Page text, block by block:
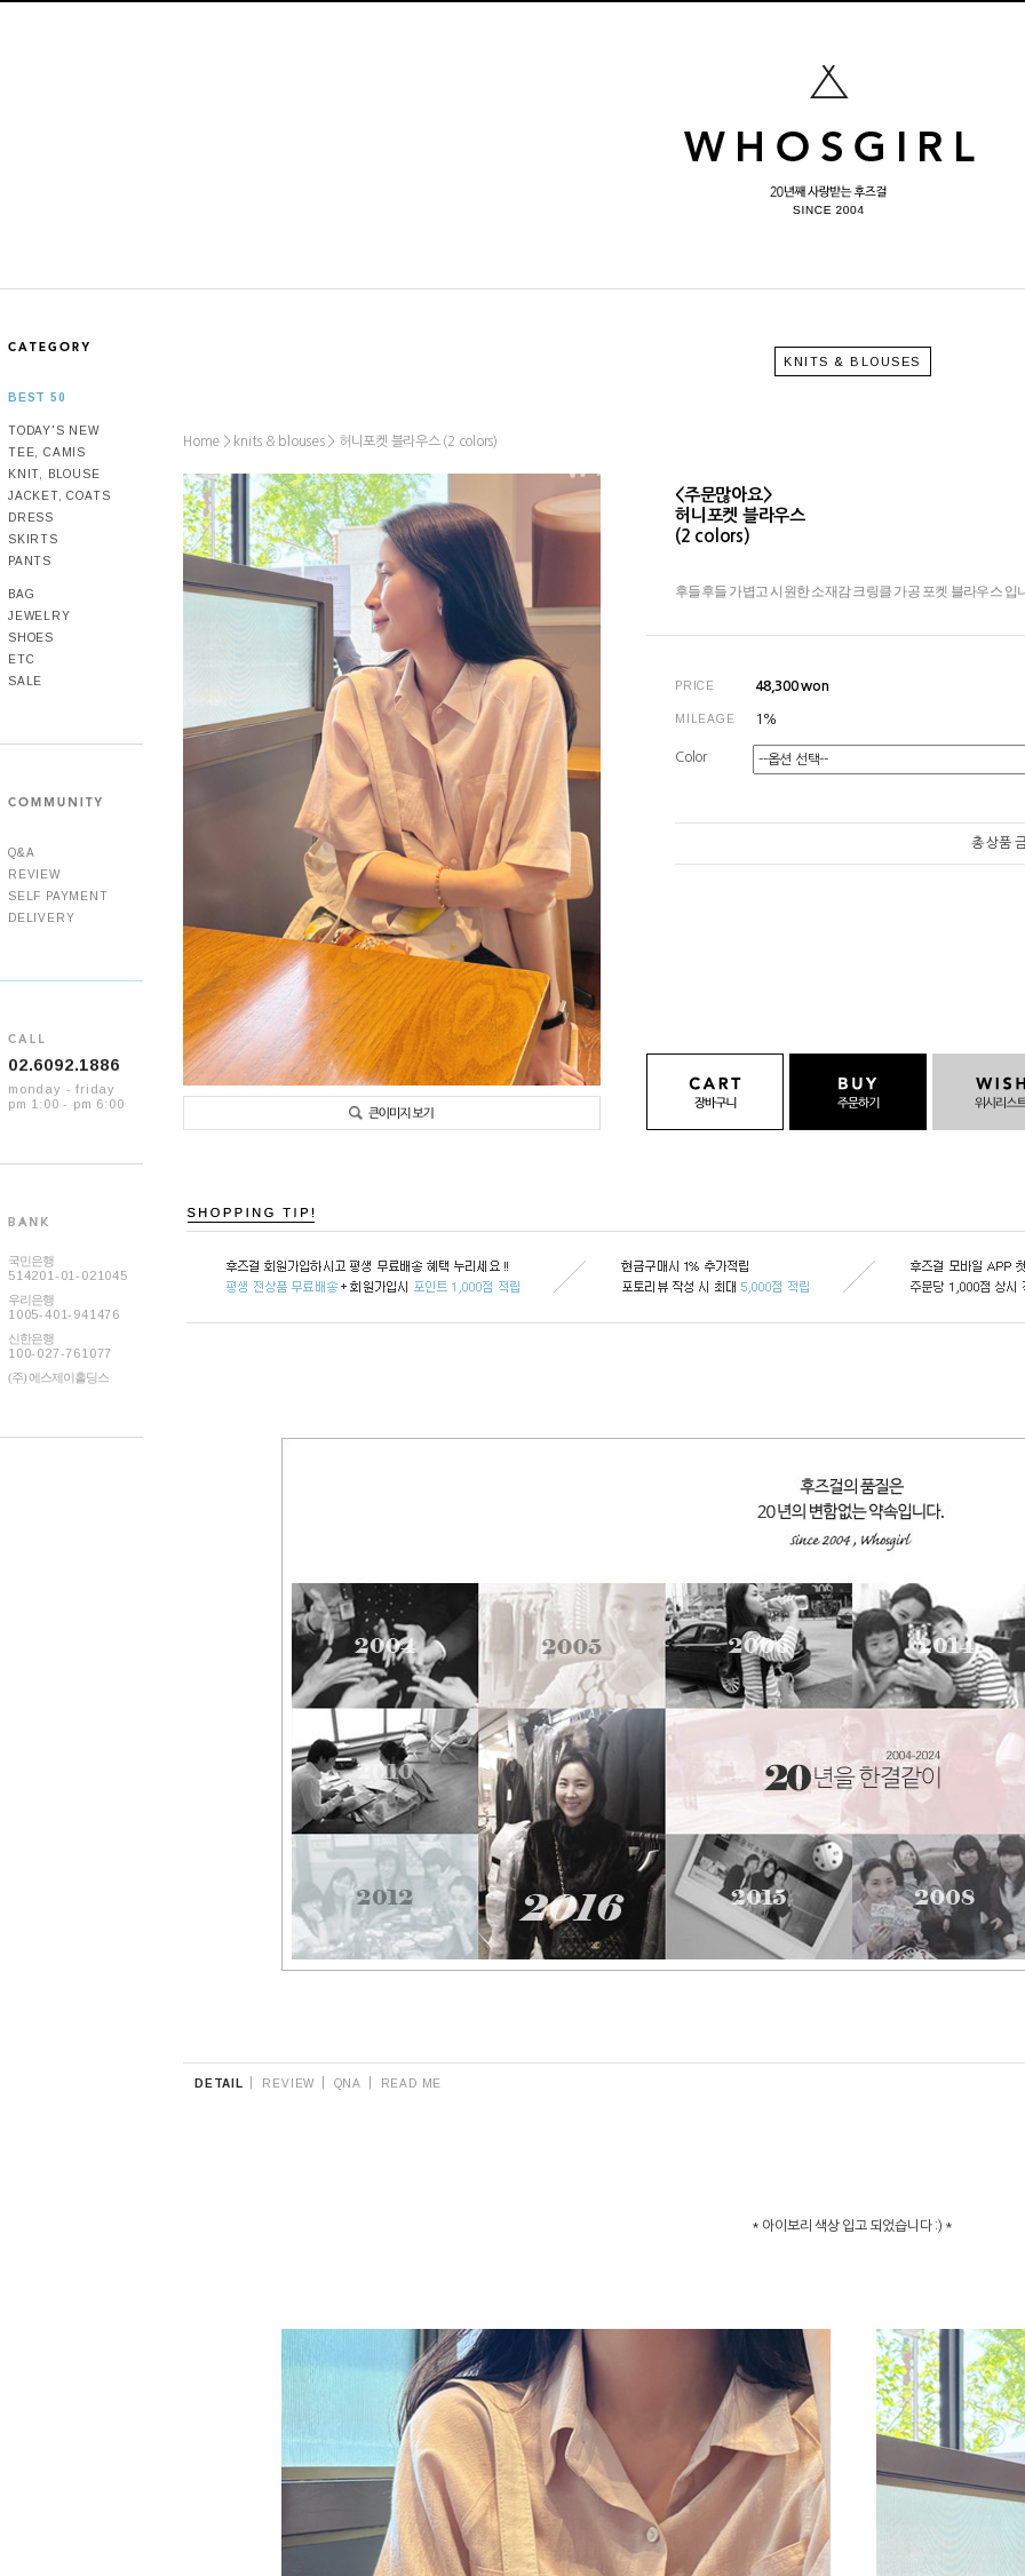
BEST 50
TODAY'S NEW
TEE, CAMIS
KNIT, BLOUSE
JACKET, COATS
DRESS
SKIRTS
PANTS
BAG
JEWELRY
SHOES
ETC
SALE
Q&A
REVIEW
SELF PAYMENT
DELIVERY
02.6092.1886
monday - friday
pm 1:00 - pm 6:00
국민은행
514201-01-021045
우리은행
1005-401-941476
신한은행
100-027-761077
(주) 에스제이홀딩스
KNITS & BLOUSES
Home > knits & blouses > 허니포켓 블라우스 (2 colors)
<주문많아요>
허니포켓 블라우스
(2 colors)
후들후들 가볍고 시원한 소재감 크링클 가공 포켓 블라우스 입
PRICE 48,300won
MILEAGE 1%
Color
총 상품
DETAIL REVIEW QNA READ ME
* 아이보리 색상 입고 되었습니다 :) *